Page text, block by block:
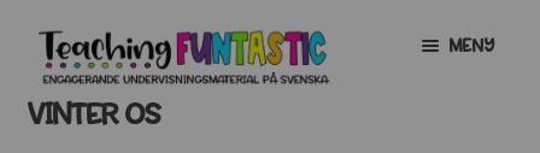
Hoppa
till
navigering
Gå
till
innehåll
MENY
INFO
VINTER OS